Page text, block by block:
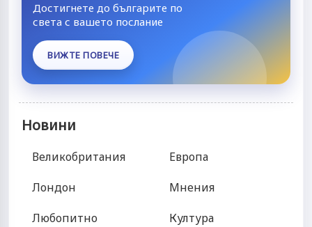
Достигнете до българите по
света с вашето послание
ВИЖТЕ ПОВЕЧЕ
Новини
Великобритания
Лондон
Любопитно
Европа
Мнения
Култура